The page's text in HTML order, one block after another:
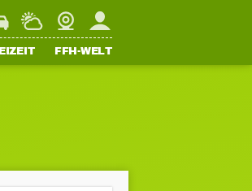
WetterWebcamMein FFH
FFH-WELT